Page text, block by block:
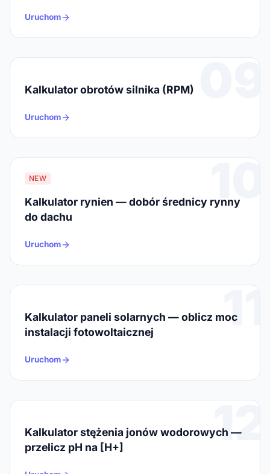
Uruchom
09
Kalkulator obrotów silnika (RPM)
Uruchom
10
NEW
Kalkulator rynien — dobór średnicy rynny
do dachu
Uruchom
11
Kalkulator paneli solarnych — oblicz moc
instalacji fotowoltaicznej
Uruchom
12
Kalkulator stężenia jonów wodorowych —
przelicz pH na [H+]